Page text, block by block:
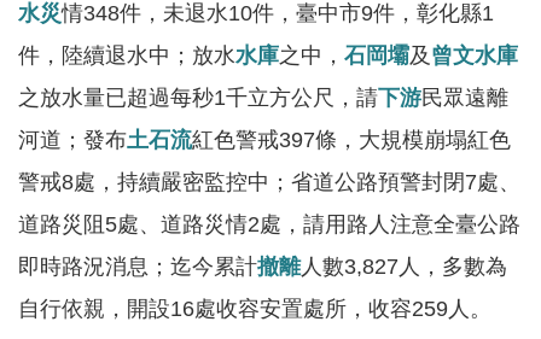
告
訊
息
便
民
務
水災情348件，未退水10件，臺中市9件，彰化縣1
件，陸續退水中；放水水庫之中， 石岡壩及 曾文水庫
之放水量已超過每秒1千立方公尺，請下游民眾遠離
河道；發布土石流紅色警戒397條，大規模崩塌紅色
警戒8處，持續嚴密監控中；省道公路預警封閉7處、
道路災阻5處、道路災情2處，請用路人注意全臺公路
即時路況消息；迄今累計撤離人數3,827人，多數為
自行依親，開設16處收容安置處所，收容259人。